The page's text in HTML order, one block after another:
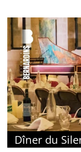
Dîner du